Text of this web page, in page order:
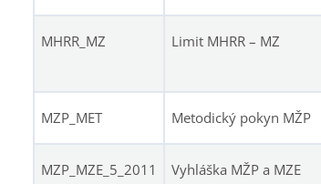
MHRR_MZ Limit MHRR – MZ
MZP_MET Metodický pokyn MŽP
MZP_MZE_5_2011
Vyhláška MŽP a MZE